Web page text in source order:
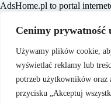
Cenimy prywatność
Używamy plików cookie,
wyświetlać reklamy lub
potrzeb użytkowników oraz
przycisku „Akceptuj
​AdsHome.pl to portal
celem jest dostarczanie
które pomogą czytelnikom
stylowych przestrzeni